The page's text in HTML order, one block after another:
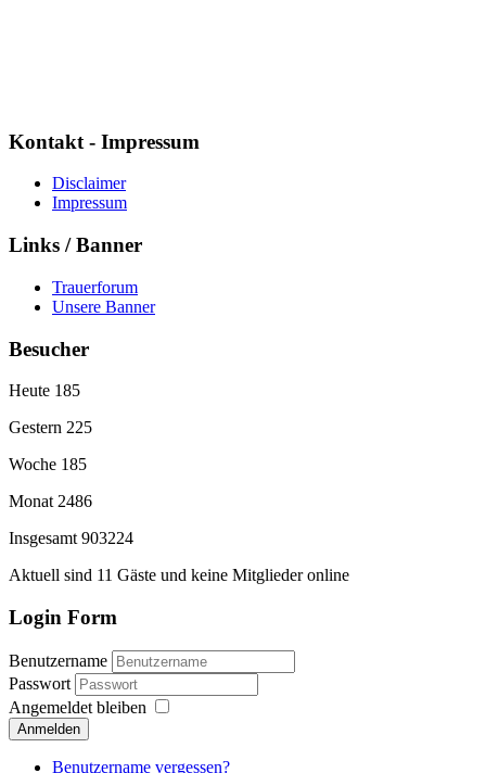
Kontakt - Impressum
Disclaimer
Impressum
Links / Banner
Trauerforum
Unsere Banner
Besucher
Heute 185
Gestern 225
Woche 185
Monat 2486
Insgesamt 903224
Aktuell sind 11 Gäste und keine Mitglieder online
Login Form
Benutzername
Passwort
Angemeldet bleiben
Anmelden
Benutzername vergessen?